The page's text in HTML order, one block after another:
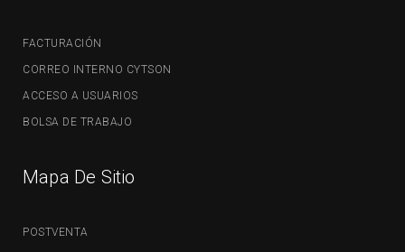
FACTURACIÓN
CORREO INTERNO CYTSON
ACCESO A USUARIOS
BOLSA DE TRABAJO
Mapa De Sitio
POSTVENTA